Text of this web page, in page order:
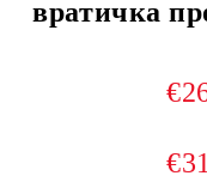
вратичка